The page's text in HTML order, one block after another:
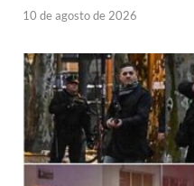
10 de agosto de 2026